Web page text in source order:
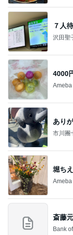
７人
沢田聖
4000
Ameba
あり
市川團
堀ち
Ameba
斎藤
Bank